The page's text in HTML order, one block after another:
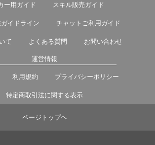
ー用ガイド スキル販売ガイド
イドライン チャットご利用ガイド
て よくある質問 お問い合わせ
運営情報
利用規約 プライバシーポリシー
特定商取引法に関する表示
ページトップヘ